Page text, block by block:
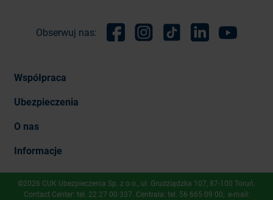
Obserwuj nas:
Współpraca
Ubezpieczenia
O nas
Informacje
©2026 CUK Ubezpieczenia Sp. z o.o., ​ul. Grudziądzka 107, 87-100 Toruń.
Contact Center: tel. 22 27 00 337 . Centrala: tel. 56 665 09 00 , e-mail: